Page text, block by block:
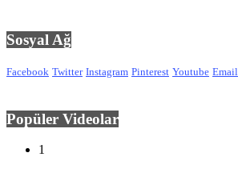
Sosyal Ağ
Facebook Twitter Instagram Pinterest Youtube Email
Popüler Videolar
1